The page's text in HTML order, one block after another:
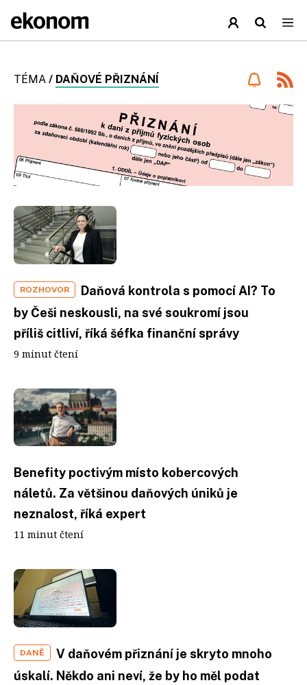
TÉMA / DAŇOVÉ PŘIZNÁNÍ
ROZHOVOR
Daňová kontrola s pomocí AI? To
by Češi neskousli, na své soukromí jsou
příliš citliví, říká šéfka finanční správy
9 minut čtení
Benefity poctivým místo kobercových
náletů. Za většinou daňových úniků je
neznalost, říká expert
11 minut čtení
DANĚ
V daňovém přiznání je skryto mnoho
úskalí. Někdo ani neví, že by ho měl podat